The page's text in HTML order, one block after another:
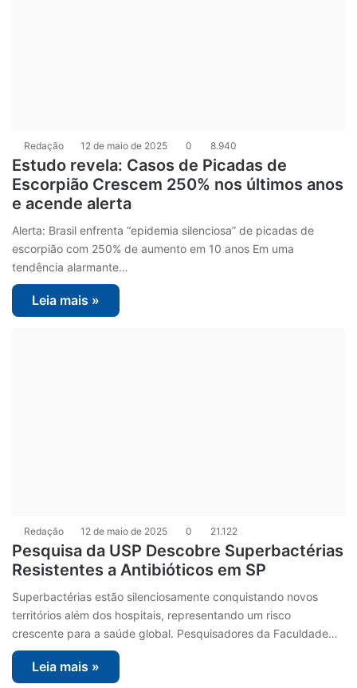
Redação 12 de maio de 2025 0 8.940
Estudo revela: Casos de Picadas de
Escorpião Crescem 250% nos últimos anos
e acende alerta
Alerta: Brasil enfrenta “epidemia silenciosa” de picadas de
escorpião com 250% de aumento em 10 anos Em uma
tendência alarmante…
Leia mais »
Redação 12 de maio de 2025 0 21.122
Pesquisa da USP Descobre Superbactérias
Resistentes a Antibióticos em SP
Superbactérias estão silenciosamente conquistando novos
territórios além dos hospitais, representando um risco
crescente para a saúde global. Pesquisadores da Faculdade…
Leia mais »